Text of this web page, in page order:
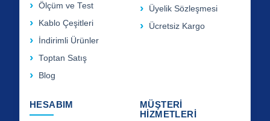
Ölçüm ve Test
Kablo Çeşitleri
İndirimli Ürünler
Toptan Satış
Blog
Üyelik Sözleşmesi
Ücretsiz Kargo
HESABIM
MÜŞTERİ
HİZMETLERİ